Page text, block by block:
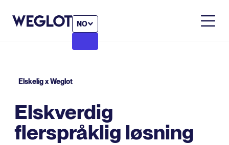
NO
Elskelig x Weglot
Elskverdig
flerspråklig løsning